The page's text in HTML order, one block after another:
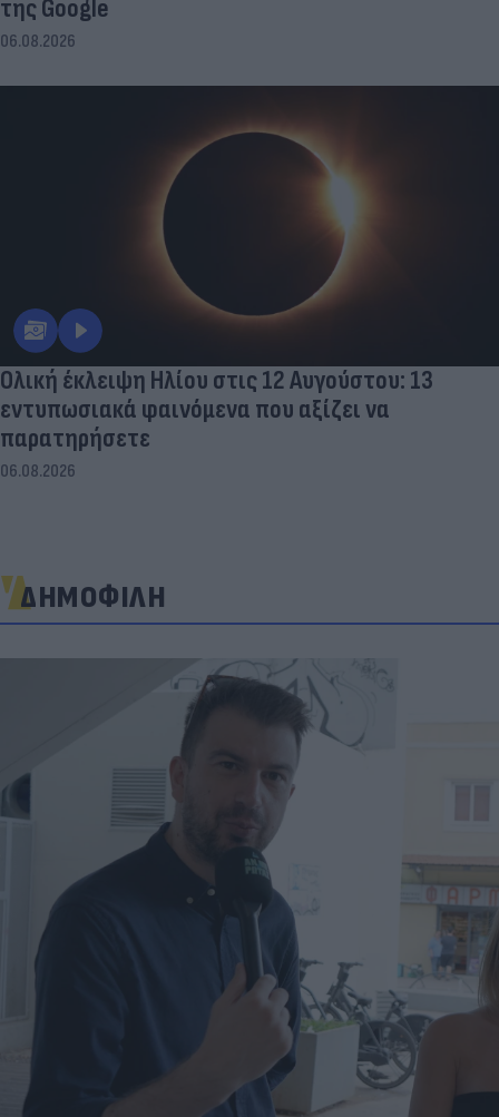
της Google
06.08.2026
Ολική έκλειψη Ηλίου στις 12 Αυγούστου: 13
εντυπωσιακά φαινόμενα που αξίζει να
παρατηρήσετε
06.08.2026
ΔΗΜΟΦΙΛΗ